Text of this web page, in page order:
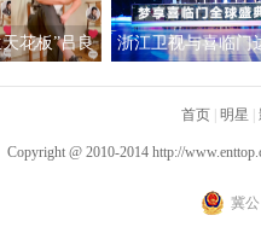
行
花板”吕良
极限
浙江卫视与喜临门
新营销模式
首页 明星
Copyright @ 2010-2014 http://
冀公